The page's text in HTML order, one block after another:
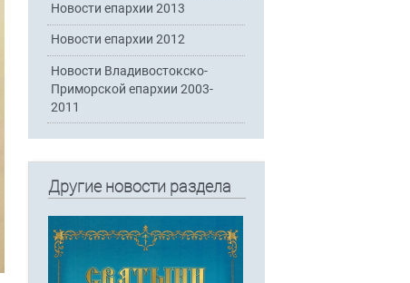
Новости епархии 2013
Новости епархии 2012
Новости Владивостокско-
Приморской епархии 2003-
2011
Другие новости раздела